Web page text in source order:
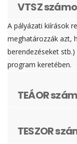
VTSZ
A pályázati kiírások
meghatározzák azt,
berendezéseket
program keretében.
TEÁOR
TESZOR